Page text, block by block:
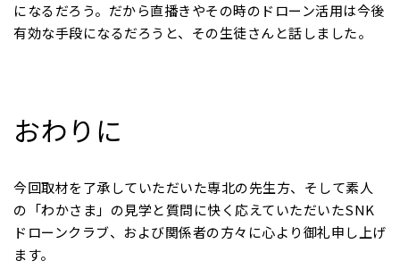
になるだろう。だから直播きやその時のドローン活用は今後
有効な手段になるだろうと、その生徒さんと話しました。
おわりに
今回取材を了承していただいた専北の先生方、そして素人
の「わかさま」の見学と質問に快く応えていただいたSNK
ドローンクラブ、および関係者の方々に心より御礼申し上げ
ます。